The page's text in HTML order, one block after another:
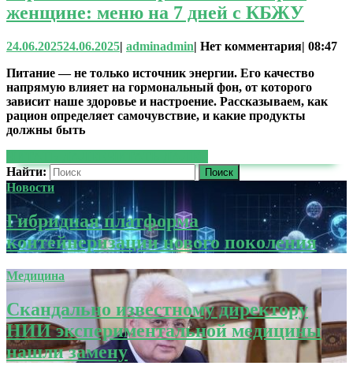
женщине: меню на 7 дней с КБЖУ
24.06.202524.06.2025| adminadmin| Нет комментария| 08:47
Питание — не только источник энергии. Его качество
напрямую влияет на гормональный фон, от которого
зависит наше здоровье и настроение. Рассказываем, как
рацион определяет самочувствие, и какие продукты
должны быть
Найти:
Новости
Гибридная платформа
контейнеризации нового поколения
Медицина
Скандально известному директору
НИИ экспериментальной медицины
нашли замену